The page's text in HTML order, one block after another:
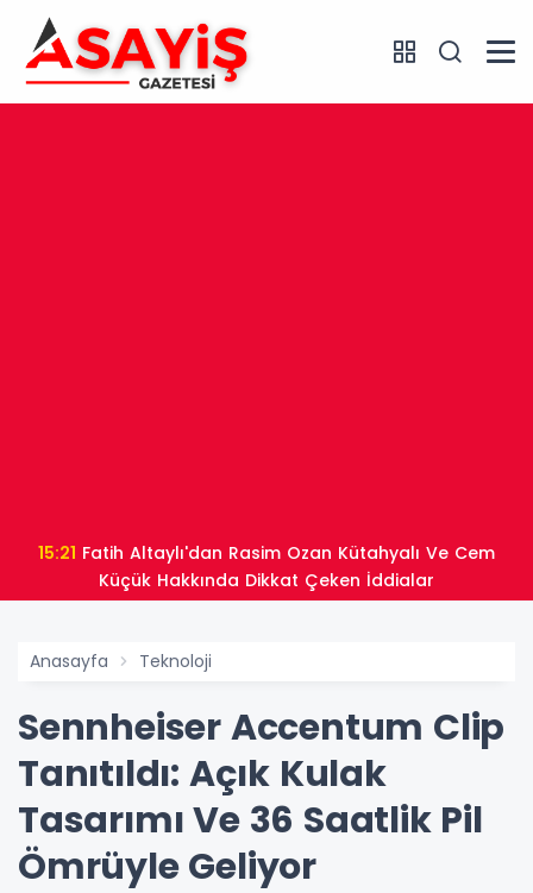
15:21
Küçük Hakkında Dikkat Çeken İddialar
Anasayfa Teknoloji
Sennheiser Accentum Clip
Tanıtıldı: Açık Kulak
Tasarımı Ve 36 Saatlik Pil
Ömrüyle Geliyor